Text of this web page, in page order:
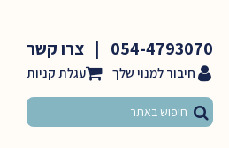
054-4793070
| צרו קשר
חיבור למנוי שלך